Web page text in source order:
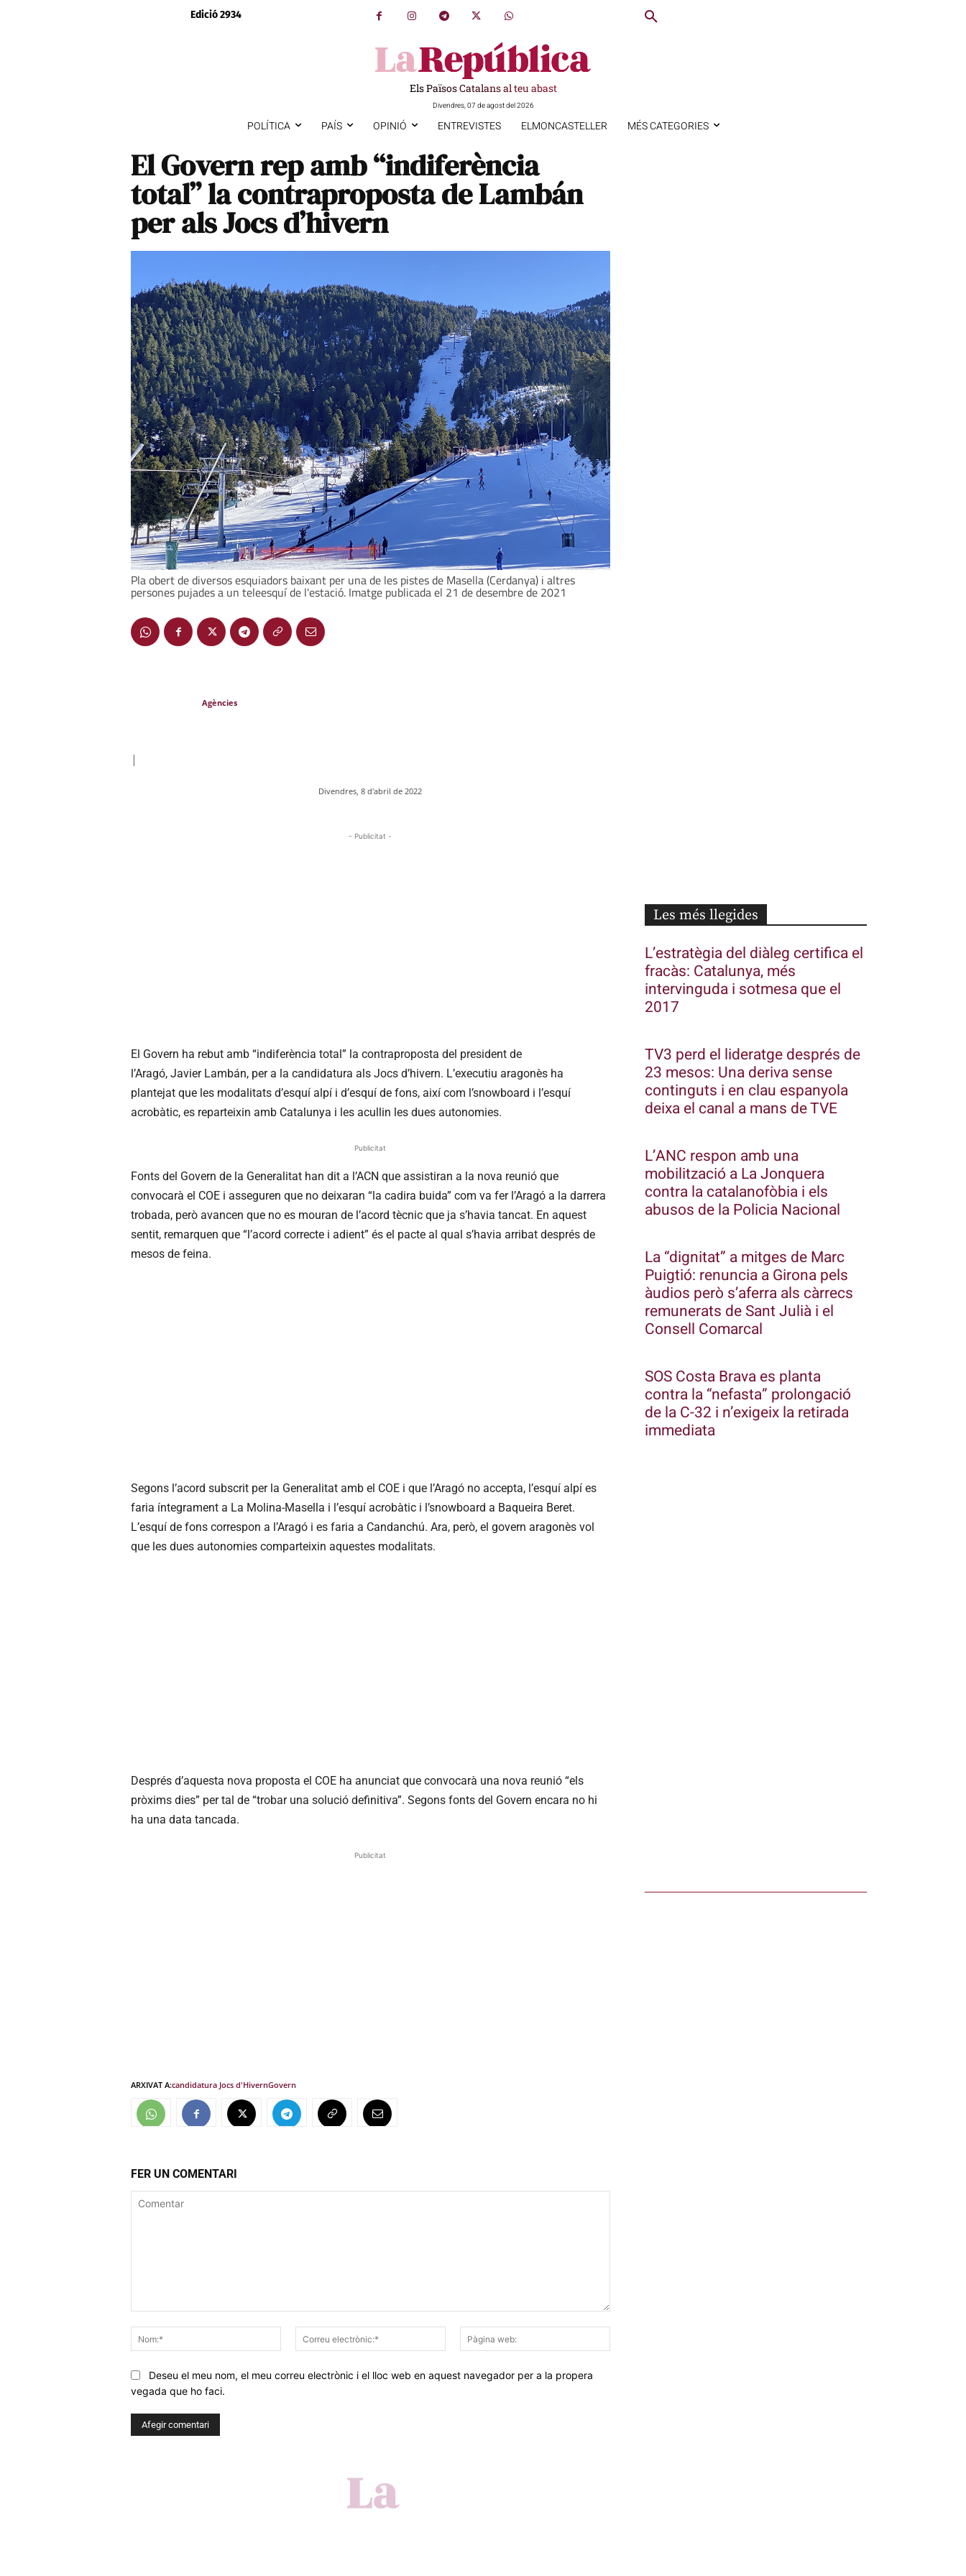
Edició 2934
Els Països Catalans al teu abast
Divendres, 07 de agost del 2026
POLÍTICA PAÍS OPINIÓ ENTREVISTES ELMONCASTELLER MÉS CATEGORIES
El Govern rep amb “indiferència
total” la contraproposta de Lambán
per als Jocs d’hivern
Pla obert de diversos esquiadors baixant per una de les pistes de Masella (Cerdanya) i altres
persones pujades a un teleesquí de l'estació. Imatge publicada el 21 de desembre de 2021
Agències
|
Divendres, 8 d'abril de 2022
- Publicitat -
El Govern ha rebut amb “indiferència total” la contraproposta del president de
l’Aragó, Javier Lambán, per a la candidatura als Jocs d’hivern. L’executiu aragonès ha
plantejat que les modalitats d’esquí alpí i d’esquí de fons, així com l’snowboard i l’esquí
acrobàtic, es reparteixin amb Catalunya i les acullin les dues autonomies.
Publicitat
Fonts del Govern de la Generalitat han dit a l’ACN que assistiran a la nova reunió que
convocarà el COE i asseguren que no deixaran “la cadira buida” com va fer l’Aragó a la darrera
trobada, però avancen que no es mouran de l’acord tècnic que ja s’havia tancat. En aquest
sentit, remarquen que “l’acord correcte i adient” és el pacte al qual s’havia arribat després de
mesos de feina.
Segons l’acord subscrit per la Generalitat amb el COE i que l’Aragó no accepta, l’esquí alpí es
faria íntegrament a La Molina-Masella i l’esquí acrobàtic i l’snowboard a Baqueira Beret.
L’esquí de fons correspon a l’Aragó i es faria a Candanchú. Ara, però, el govern aragonès vol
que les dues autonomies comparteixin aquestes modalitats.
Després d’aquesta nova proposta el COE ha anunciat que convocarà una nova reunió “els
pròxims dies” per tal de “trobar una solució definitiva”. Segons fonts del Govern encara no hi
ha una data tancada.
Publicitat
ARXIVAT A:candidatura Jocs d'HivernGovern
FER UN COMENTARI
Nom:*
Correu
electrònic:*
web:
Deseu el meu nom, el meu correu electrònic i el lloc web en aquest navegador per a la propera
vegada que ho faci.
Les més llegides
L’estratègia del diàleg certifica el
fracàs: Catalunya, més
intervinguda i sotmesa que el
2017
TV3 perd el lideratge després de
23 mesos: Una deriva sense
continguts i en clau espanyola
deixa el canal a mans de TVE
L’ANC respon amb una
mobilització a La Jonquera
contra la catalanofòbia i els
abusos de la Policia Nacional
La “dignitat” a mitges de Marc
Puigtió: renuncia a Girona pels
àudios però s’aferra als càrrecs
remunerats de Sant Julià i el
Consell Comarcal
SOS Costa Brava es planta
contra la “nefasta” prolongació
de la C-32 i n’exigeix la retirada
immediata